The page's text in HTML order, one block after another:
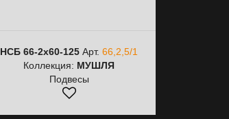
НСБ 66-2х60-125 Арт.66,2,5/1
Коллекция: МУШЛЯ
Подвесы